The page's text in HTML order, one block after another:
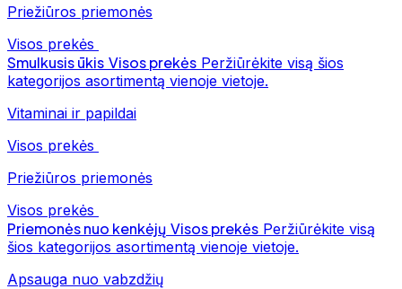
Priežiūros priemonės
Visos prekės
Smulkusis ūkis Visos prekės Peržiūrėkite visą šios
kategorijos asortimentą vienoje vietoje.
Vitaminai ir papildai
Visos prekės
Priežiūros priemonės
Visos prekės
Priemonės nuo kenkėjų Visos prekės Peržiūrėkite visą
šios kategorijos asortimentą vienoje vietoje.
Apsauga nuo vabzdžių